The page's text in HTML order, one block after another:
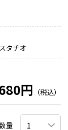
タチオ
円 （税込）
量